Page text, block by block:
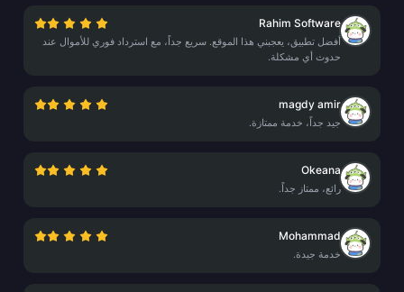
Rahim Software
أفضل تطبيق، يعجبني هذا الموقع. سريع جداً، مع استرداد فوري للأموال عند
حدوث أي مشكلة.
magdy amir
جيد جداً، خدمة ممتازة.
Okeana
رائع، ممتاز جداً.
Mohammad
خدمة جيدة.